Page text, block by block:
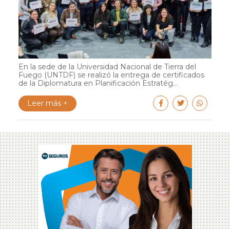
En la sede de la Universidad Nacional de Tierra del
Fuego (UNTDF) se realizó la entrega de certificados
de la Diplomatura en Planificación Estratég...
Leer más +